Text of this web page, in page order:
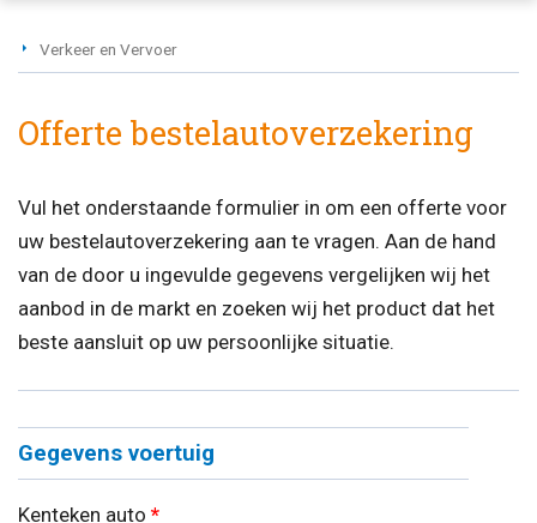
Verkeer en Vervoer
Offerte bestelautoverzekering
Vul het onderstaande formulier in om een offerte voor
uw bestelautoverzekering aan te vragen. Aan de hand
van de door u ingevulde gegevens vergelijken wij het
aanbod in de markt en zoeken wij het product dat het
beste aansluit op uw persoonlijke situatie.
Gegevens voertuig
Kenteken auto *